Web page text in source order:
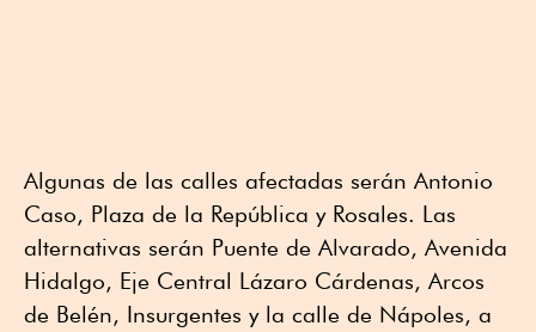
Algunas de las calles afectadas serán Antonio
Caso, Plaza de la República y Rosales. Las
alternativas serán Puente de Alvarado, Avenida
Hidalgo, Eje Central Lázaro Cárdenas, Arcos
de Belén, Insurgentes y la calle de Nápoles, a